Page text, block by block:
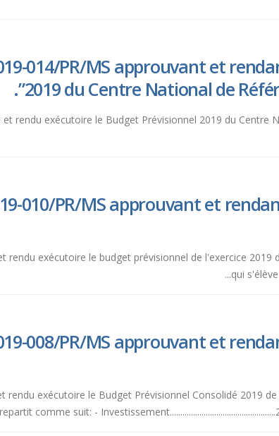
014/PR/MS approuvant et
2019 du Centre National de
rendu exécutoire le Budget Prévisionnel 2019 du Centre
010/PR/MS approuvant et
rendu exécutoire le budget prévisionnel de l'exercice
qui
008/PR/MS approuvant et
rendu exécutoire le Budget Prévisionnel Consolidé 2019
repartit comme suit: -